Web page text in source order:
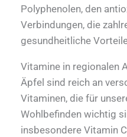
Polyphenolen, den
Verbindungen, die
gesundheitliche
Vitamine in regionalen
Äpfel sind reich an
Vitaminen, die für
Wohlbefinden wichtig
insbesondere Vitamin